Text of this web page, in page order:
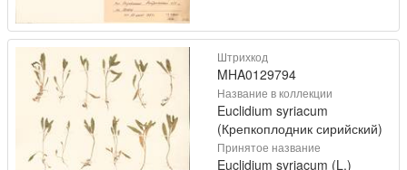
Штрихкод
MHA0129794
Название в коллекции
Euclidium syriacum
(Крепкоплодник сирийский)
Принятое название
Euclidium syriacum (L.)